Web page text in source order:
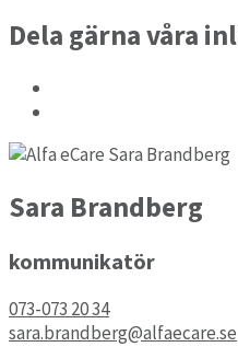
Dela gärna våra
Sara Brandberg
kommunikatör
073-073 20 34
sara.brandberg@alfaecare.se